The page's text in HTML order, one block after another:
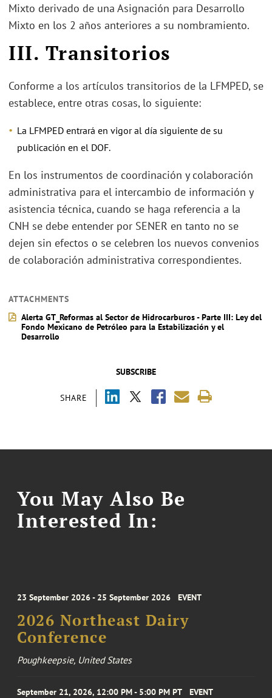
SUBSCRIBE
SHARE
Mixto derivado de una Asignación para Desarrollo
Mixto en los 2 años anteriores a su nombramiento.
III. Transitorios
Conforme a los artículos transitorios de la LFMPED, se
establece, entre otras cosas, lo siguiente:
La LFMPED entrará en vigor al día siguiente de su
publicación en el DOF.
En los instrumentos de coordinación y colaboración
administrativa para el intercambio de información y
asistencia técnica, cuando se haga referencia a la
CNH se debe entender por SENER en tanto no se
dejen sin efectos o se celebren los nuevos convenios
de colaboración administrativa correspondientes.
ATTACHMENTS
Alerta GT_Reformas al Sector de Hidrocarburos - Parte III: Ley del
Fondo Mexicano de Petróleo para la Estabilización y el
Desarrollo
You May Also Be
Interested In:
23 September 2026 - 25 September 2026 EVENT
2026 Northeast Dairy
Conference
Poughkeepsie, United States
September 21, 2026, 12:00 PM - 5:00 PM PT EVENT